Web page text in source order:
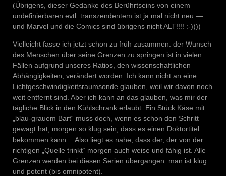
(Übrigens, dieser Gedanke des Berührtseins von einem
undefinierbaren evtl. transzendentem ist ja mal nicht neu —
und Marvel und die Comics sind übrigens nicht ALT!!!! :-))))
Vielleicht fasse ich jetzt schon zu früh zusammen: der Wunsch
des Menschen über seine Grenzen zu springen ist in vielen
Fällen aufgrund unseres Ratios, den wissenschaftlichen
Abhängigkeiten, verändert worden. Ich kann nicht an eine
Lichtgeschwindigkeitsraumsonde glauben, weil wir davon noch
weit entfernt sind. Aber ich kann an das glauben, was mir der
tägliche Blick in den Kühlschrank erlaubt. Ein Stück Käse mit
„blau-grauem Bart“ muss doch, wenn es schon den Schritt
gewagt hat, morgen so klug sein, dass es einen Doktortitel
bekommen kann… Also liegt es nahe, dass der, der von der
richtigen „Quelle trinkt“ morgen auch weise und fähig ist. Alle
Grenzen werden bei diesen Serien übergangen: man ist klug
und potent (bis omnipotent).